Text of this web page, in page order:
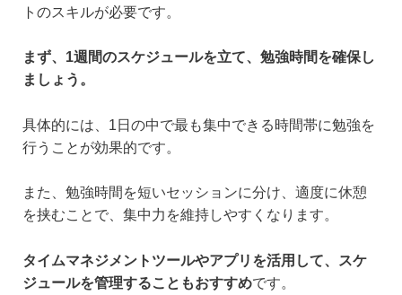
トのスキルが必要です。
まず、1週間のスケジュールを立て、勉強時間を確保し
ましょう。
具体的には、1日の中で最も集中できる時間帯に勉強を
行うことが効果的です。
また、勉強時間を短いセッションに分け、適度に休憩
を挟むことで、集中力を維持しやすくなります。
タイムマネジメントツールやアプリを活用して、スケ
ジュールを管理することもおすすめです。